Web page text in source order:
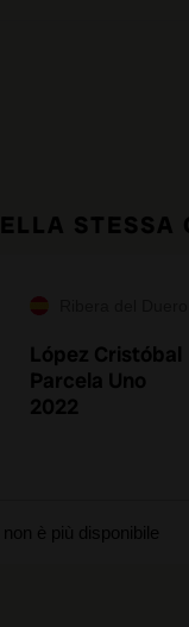
STESSA
López Cristóbal
Parcela Uno
2022
è più disponibile